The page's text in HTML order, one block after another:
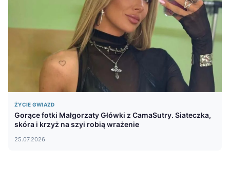
ŻYCIE GWIAZD
Gorące fotki Małgorzaty Główki z CamaSutry. Siateczka,
skóra i krzyż na szyi robią wrażenie
25.07.2026